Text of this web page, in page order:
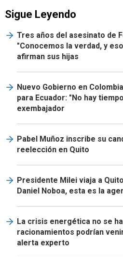
Sigue Leyendo
Tres años del asesinato de
"Conocemos la verdad, y
afirman sus hijas
Nuevo Gobierno en
para Ecuador: "No hay
exembajador
Pabel Muñoz inscribe su
reelección en Quito
Presidente Milei viaja a
Daniel Noboa, esta es la
La crisis energética no se
racionamientos podrían
alerta experto